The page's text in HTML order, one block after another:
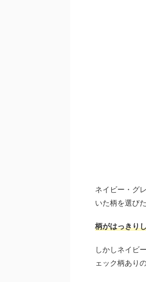
ネイビー・グ
いた柄を選び
柄がはっきり
しかしネイビ
ェック柄あり